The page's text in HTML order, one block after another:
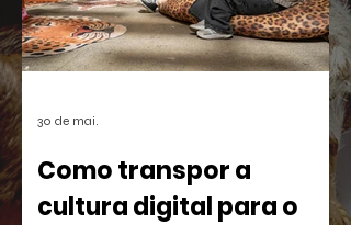
Como transpor a
cultura digital para o
30 de mai.